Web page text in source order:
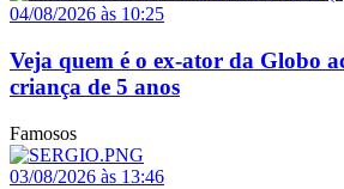
04/08/2026 às 10:25
Veja quem é o ex-ator da Globo
criança de 5 anos
Famosos
03/08/2026 às 13:46